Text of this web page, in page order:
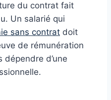
du contrat fait
Un salarié qui
sans contrat doit
de rémunération
d’une